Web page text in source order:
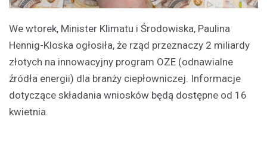
We wtorek, Minister Klimatu i Środowiska, Paulina
Hennig-Kloska ogłosiła, że rząd przeznaczy 2 miliardy
złotych na innowacyjny program OZE (odnawialne
źródła energii) dla branży ciepłowniczej. Informacje
dotyczące składania wniosków będą dostępne od 16
kwietnia.